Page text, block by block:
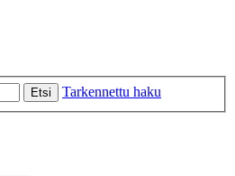
Etsi
Tarkennettu haku